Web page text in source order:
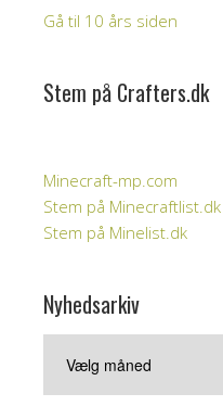
Gå til 10 års siden
Stem på Crafters.dk
Minecraft-mp.com
Stem på Minecraftlist.dk
Stem på Minelist.dk
Nyhedsarkiv